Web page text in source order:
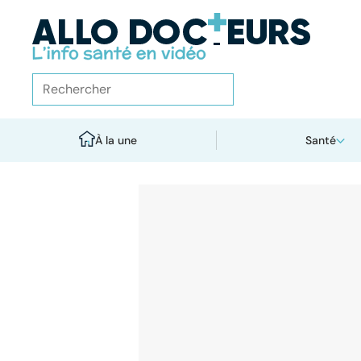
À la une Santé